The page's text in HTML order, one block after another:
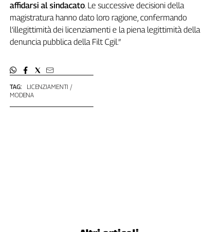
L'Italia
nel
Lavoro
Territori
Molise
Alto
TAG:
LICENZIAMENTI
MODENA
affidarsi al sindacato. Le successive decisioni della
magistratura hanno dato loro ragione, confermando
l’illegittimità dei licenziamenti e la piena legittimità della
denuncia pubblica della Filt Cgil.”